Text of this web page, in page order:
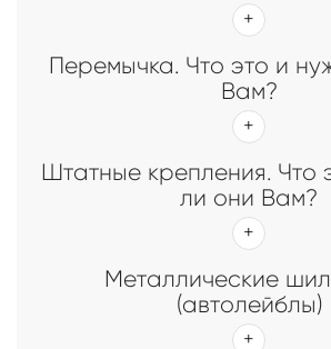
Перемычка. Что это и
Вам?
Штатные крепления. Что
ли они Вам?
Металлические
(автолейблы)